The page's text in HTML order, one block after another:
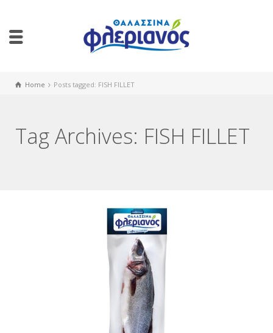
Home Posts tagged: FISH FILLET
Tag Archives: FISH FILLET